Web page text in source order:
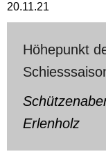
20.11.21
Höhepunkt
Erlenholz